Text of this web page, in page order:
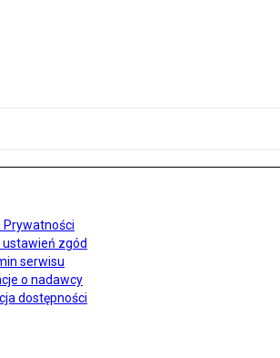
Prywatności
zgód
serwisu
o nadawcy
dostępności